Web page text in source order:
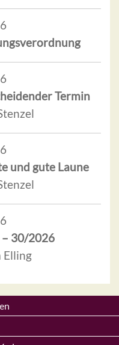
Termin
und gute Laune
– 30/2026